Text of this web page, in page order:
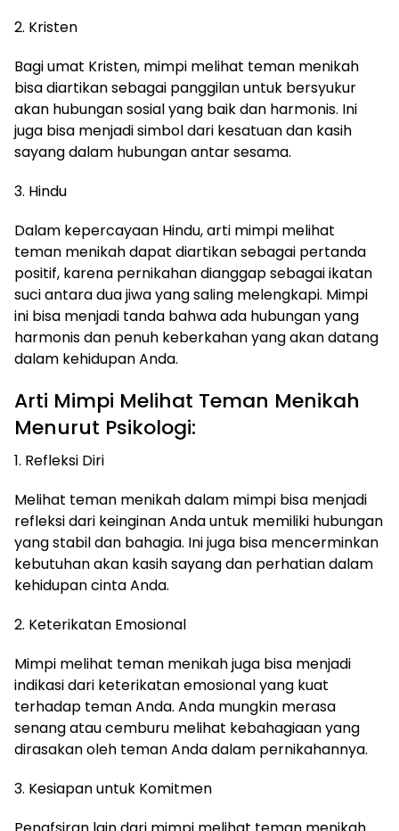
2. Kristen
Bagi umat Kristen, mimpi melihat teman menikah
bisa diartikan sebagai panggilan untuk bersyukur
akan hubungan sosial yang baik dan harmonis. Ini
juga bisa menjadi simbol dari kesatuan dan kasih
sayang dalam hubungan antar sesama.
3. Hindu
Dalam kepercayaan Hindu, arti mimpi melihat
teman menikah dapat diartikan sebagai pertanda
positif, karena pernikahan dianggap sebagai ikatan
suci antara dua jiwa yang saling melengkapi. Mimpi
ini bisa menjadi tanda bahwa ada hubungan yang
harmonis dan penuh keberkahan yang akan datang
dalam kehidupan Anda.
Arti Mimpi Melihat Teman Menikah
Menurut Psikologi:
1. Refleksi Diri
Melihat teman menikah dalam mimpi bisa menjadi
refleksi dari keinginan Anda untuk memiliki hubungan
yang stabil dan bahagia. Ini juga bisa mencerminkan
kebutuhan akan kasih sayang dan perhatian dalam
kehidupan cinta Anda.
2. Keterikatan Emosional
Mimpi melihat teman menikah juga bisa menjadi
indikasi dari keterikatan emosional yang kuat
terhadap teman Anda. Anda mungkin merasa
senang atau cemburu melihat kebahagiaan yang
dirasakan oleh teman Anda dalam pernikahannya.
3. Kesiapan untuk Komitmen